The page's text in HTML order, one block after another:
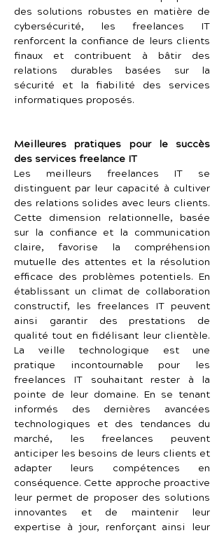
des solutions robustes en matière de
cybersécurité, les freelances IT
renforcent la confiance de leurs clients
finaux et contribuent à bâtir des
relations durables basées sur la
sécurité et la fiabilité des services
informatiques proposés.
Meilleures pratiques pour le succès
des services freelance IT
Les meilleurs freelances IT se
distinguent par leur capacité à cultiver
des relations solides avec leurs clients.
Cette dimension relationnelle, basée
sur la confiance et la communication
claire, favorise la compréhension
mutuelle des attentes et la résolution
efficace des problèmes potentiels. En
établissant un climat de collaboration
constructif, les freelances IT peuvent
ainsi garantir des prestations de
qualité tout en fidélisant leur clientèle.
La veille technologique est une
pratique incontournable pour les
freelances IT souhaitant rester à la
pointe de leur domaine. En se tenant
informés des dernières avancées
technologiques et des tendances du
marché, les freelances peuvent
anticiper les besoins de leurs clients et
adapter leurs compétences en
conséquence. Cette approche proactive
leur permet de proposer des solutions
innovantes et de maintenir leur
expertise à jour, renforçant ainsi leur